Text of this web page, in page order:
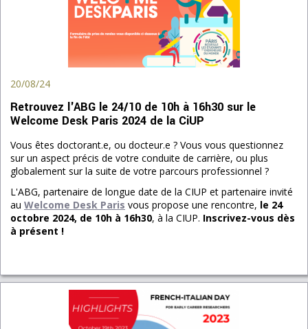
20/08/24
Retrouvez l'ABG le 24/10 de 10h à 16h30 sur le
Welcome Desk Paris 2024 de la CiUP
Vous êtes doctorant.e, ou docteur.e ? Vous vous questionnez
sur un aspect précis de votre conduite de carrière, ou plus
globalement sur la suite de votre parcours professionnel ?
L'ABG, partenaire de longue date de la CIUP et partenaire invité
au Welcome Desk Paris vous propose une rencontre, le 24
octobre 2024, de 10h à 16h30, à la CIUP. Inscrivez-vous dès
à présent !